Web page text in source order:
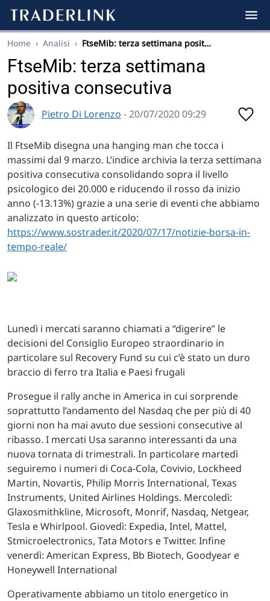
Home › Analisi › FtseMib: terza settimana posit…
FtseMib: terza settimana
positiva consecutiva
Pietro Di Lorenzo - 20/07/2020 09:29
Il FtseMib disegna una hanging man che tocca i
massimi dal 9 marzo. L’indice archivia la terza settimana
positiva consecutiva consolidando sopra il livello
psicologico dei 20.000 e riducendo il rosso da inizio
anno (-13.13%) grazie a una serie di eventi che abbiamo
analizzato in questo articolo:
https://www.sostrader.it/2020/07/17/notizie-borsa-in-
tempo-reale/
Lunedì i mercati saranno chiamati a “digerire” le
decisioni del Consiglio Europeo straordinario in
particolare sul Recovery Fund su cui c’è stato un duro
braccio di ferro tra Italia e Paesi frugali
Prosegue il rally anche in America in cui sorprende
soprattutto l’andamento del Nasdaq che per più di 40
giorni non ha mai avuto due sessioni consecutive al
ribasso. I mercati Usa saranno interessanti da una
nuova tornata di trimestrali. In particolare martedì
seguiremo i numeri di Coca-Cola, Covivio, Lockheed
Martin, Novartis, Philip Morris International, Texas
Instruments, United Airlines Holdings. Mercoledì:
Glaxosmithkline, Microsoft, Monrif, Nasdaq, Netgear,
Tesla e Whirlpool. Giovedì: Expedia, Intel, Mattel,
Stmicroelectronics, Tata Motors e Twitter. Infine
venerdì: American Express, Bb Biotech, Goodyear e
Honeywell International
Operativamente abbiamo un titolo energetico in